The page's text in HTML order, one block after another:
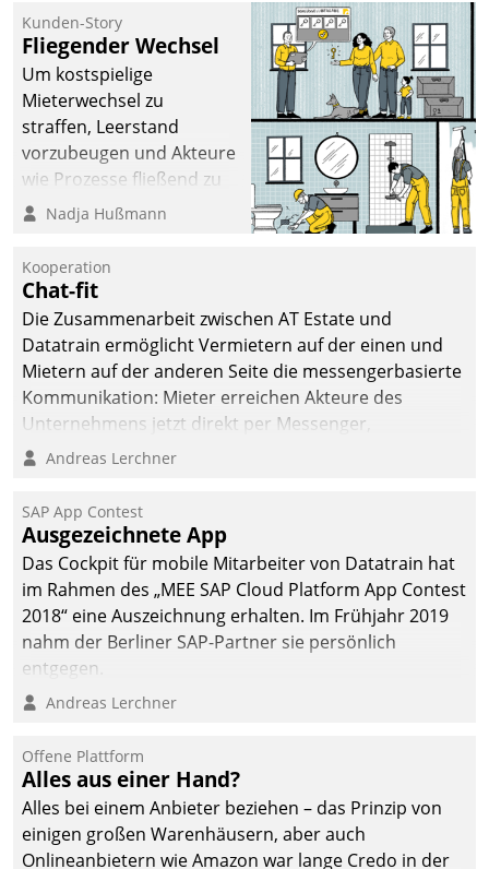
kommunale Wohnungsbauunternehmen daher
gemeinsam mit der Berliner Datatrain GmbH den
Teilprozess der Objektsanierung digitalisiert.
Kunden-Story
Fliegender Wechsel
Um kostspielige
Mieterwechsel zu
straffen, Leerstand
vorzubeugen und Akteure
wie Prozesse fließend zu
vernetzen, nutzt die
Jahresbeginn eine
Überblick, Einsicht und
Eingriff bietende Lösung.
Zur Entwicklung setzte
man auf
Cloudtechnologie,
bewährte und Startup-
agile Projektmethoden.
Nadja Hußmann
Kooperation
Chat-fit
Die Zusammenarbeit zwischen AT Estate und
Datatrain ermöglicht Vermietern auf der einen und
Mietern auf der anderen Seite die messengerbasierte
Kommunikation: Mieter erreichen Akteure des
Unternehmens jetzt direkt per Messenger,
Mitarbeiter oder Dienstleister empfangen oder
Andreas Lerchner
SAP App Contest
Ausgezeichnete App
Das Cockpit für mobile Mitarbeiter von Datatrain hat
im Rahmen des „MEE SAP Cloud Platform App Contest
2018“ eine Auszeichnung erhalten. Im Frühjahr 2019
nahm der Berliner SAP-Partner sie persönlich
entgegen.
Andreas Lerchner
Offene Plattform
Alles aus einer Hand?
Alles bei einem Anbieter beziehen – das Prinzip von
einigen großen Warenhäusern, aber auch
Onlineanbietern wie Amazon war lange Credo in der